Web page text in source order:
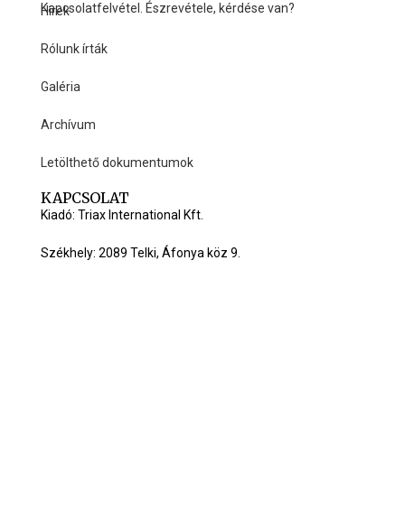
Kapcsolatfelvétel. Észrevétele, kérdése van?
Hírek
Rólunk írták
Galéria
Archívum
Letölthető dokumentumok
KAPCSOLAT
Kiadó: Triax International Kft.
Székhely: 2089 Telki, Áfonya köz 9.